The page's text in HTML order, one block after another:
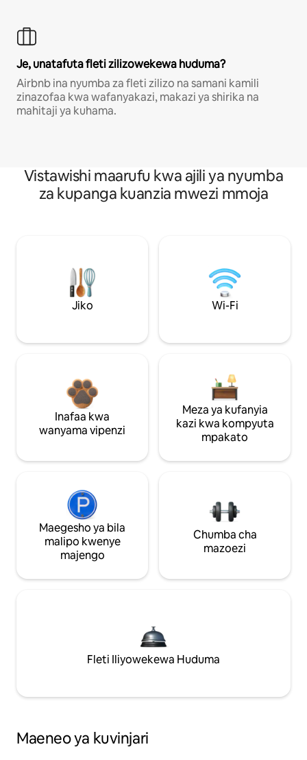
Je, unatafuta fleti zilizowekewa huduma?
Airbnb ina nyumba za fleti zilizo na samani kamili
zinazofaa kwa wafanyakazi, makazi ya shirika na
mahitaji ya kuhama.
Vistawishi maarufu kwa ajili ya nyumba
za kupanga kuanzia mwezi mmoja
Jiko Wi-Fi
Inafaa kwa
wanyama vipenzi
Meza ya kufanyia
kazi kwa kompyuta
mpakato
Maegesho ya bila
malipo kwenye
majengo
Chumba cha
mazoezi
Fleti Iliyowekewa Huduma
Maeneo ya kuvinjari